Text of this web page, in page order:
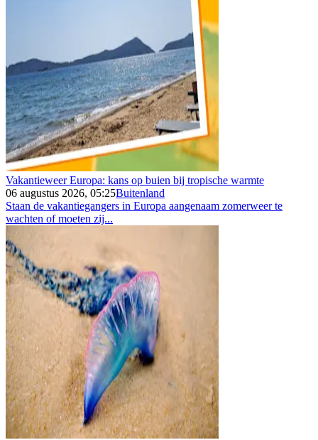
Vakantieweer Europa: kans op buien bij tropische warmte
06 augustus 2026, 05:25Buitenland
Staan de vakantiegangers in Europa aangenaam zomerweer te
wachten of moeten zij...